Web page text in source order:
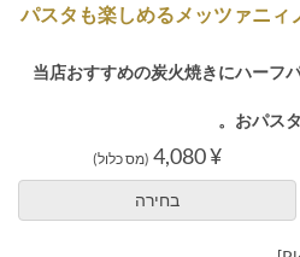
【平日】パスタも楽しめるメッツァ
当店おすすめの炭火焼きにハーフ
おパス
¥ 4,080 (מס כלול)
בחירה